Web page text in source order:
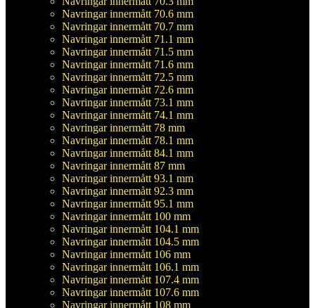
Navringar innermått 70.6 mm
Navringar innermått 70.7 mm
Navringar innermått 71.1 mm
Navringar innermått 71.5 mm
Navringar innermått 71.6 mm
Navringar innermått 72.5 mm
Navringar innermått 72.6 mm
Navringar innermått 73.1 mm
Navringar innermått 74.1 mm
Navringar innermått 78 mm
Navringar innermått 78.1 mm
Navringar innermått 84.1 mm
Navringar innermått 87 mm
Navringar innermått 93.1 mm
Navringar innermått 92.3 mm
Navringar innermått 95.1 mm
Navringar innermått 100 mm
Navringar innermått 104.1 mm
Navringar innermått 104.5 mm
Navringar innermått 106 mm
Navringar innermått 106.1 mm
Navringar innermått 107.4 mm
Navringar innermått 107.6 mm
Navringar innermått 108 mm